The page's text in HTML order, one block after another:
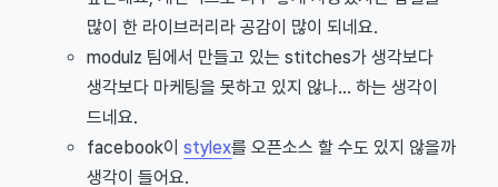
많이 한 라이브러리라 공감이 많이 되네요.
modulz 팀에서 만들고 있는 stitches가 생각보다
생각보다 마케팅을 못하고 있지 않나... 하는 생각이
드네요.
facebook이stylex를 오픈소스 할 수도 있지 않을까
생각이 들어요.